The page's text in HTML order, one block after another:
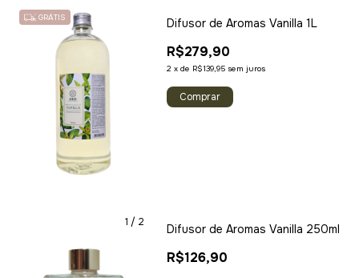
GRÁTIS Difusor de Aromas Vanilla 1L
R$279,90
2 x de R$139,95 sem juros
1 / 2 Difusor de Aromas Vanilla 250ml
R$126,90